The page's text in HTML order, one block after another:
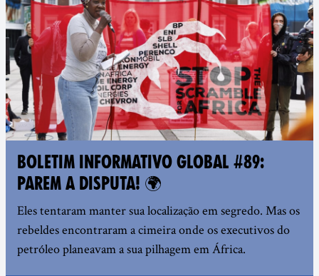
BOLETIM INFORMATIVO GLOBAL #89:
PAREM A DISPUTA! 🌍
Eles tentaram manter sua localização em segredo. Mas os
rebeldes encontraram a cimeira onde os executivos do
petróleo planeavam a sua pilhagem em África.